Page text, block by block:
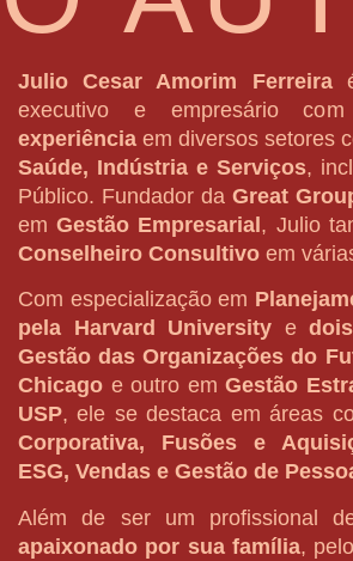
Julio Cesar Amorim Ferreiraé
executivo e empresário
experiência em diversos setores
Saúde, Indústria e Serviços,
Público. Fundador da Great
emGestão Empresarial , Julio
Conselheiro Consultivo em
Com especialização em
pela Harvard University e
Gestão das Organizações do
Chicago e outro emGestão
USP, ele se destaca em áreas
Corporativa, Fusões e
ESG, Vendas e Gestão de
Além de ser um profissional
apaixonado por sua família,